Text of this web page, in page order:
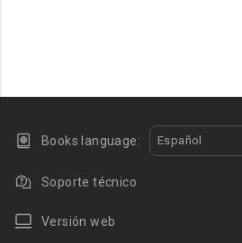
Books language: Español
Soporte técnico
Versión web